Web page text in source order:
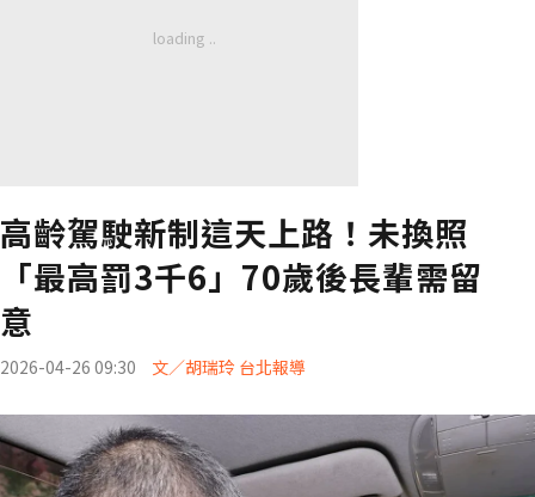
高齡駕駛新制這天上路！未換照
「最高罰3千6」70歲後長輩需留
意
2026-04-26 09:30 文／胡瑞玲 台北報導